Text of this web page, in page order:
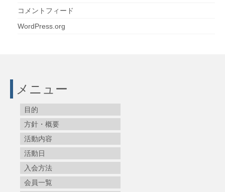
コメントフィード
WordPress.org
メニュー
目的
方針・概要
活動内容
活動日
入会方法
会員一覧